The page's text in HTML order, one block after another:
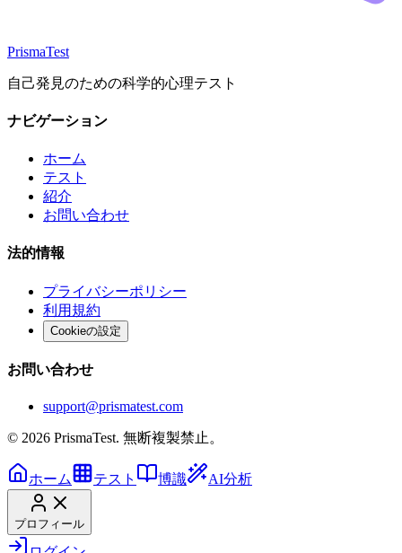
PrismaTest
自己発見のための科学的心理テスト
ナビゲーション
ホーム
テスト
紹介
お問い合わせ
法的情報
プライバシーポリシー
利用規約
Cookieの設定
お問い合わせ
support@prismatest.com
© 2026 PrismaTest. 無断複製禁止。
ホーム テスト 博識 AI分析
プロフィール